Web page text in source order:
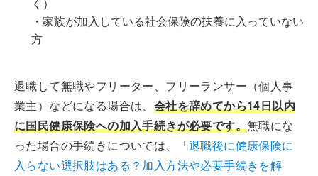
く）
・家族が加入している社会保険の扶養に入っていない
方
退職して無職やフリーター、フリーランサー（個人事
業主）などになる場合は、 会社を辞めてから14日以内
に国民健康保険への加入手続きが必要です。無職にな
った場合の手続きについては、「退職後に健康保険に
入らない選択肢はある？加入方法や必要手続きを解